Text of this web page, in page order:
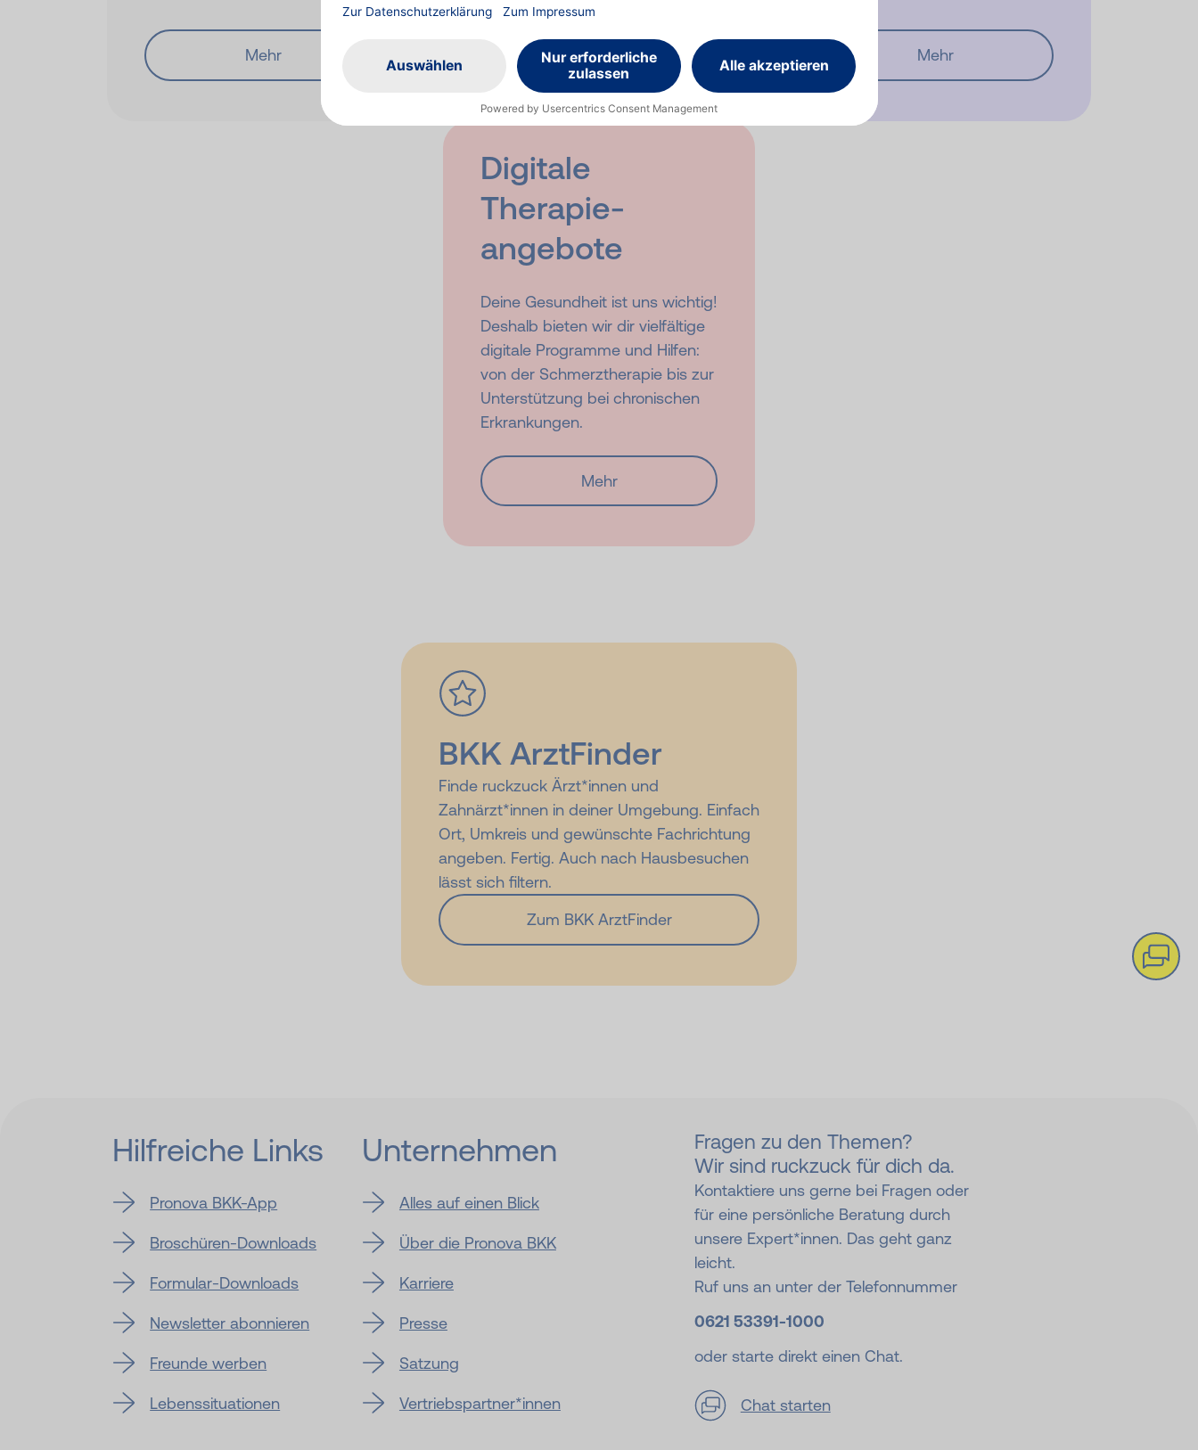
Mehr Mehr Mehr
Digitale
Therapie­
angebote
Deine Gesundheit ist uns wichtig!
Deshalb bieten wir dir vielfältige
digitale Programme und Hilfen:
von der Schmerztherapie bis zur
Unterstützung bei chronischen
Erkrankungen.
Mehr
BKK ArztFinder
Finde ruckzuck Ärzt*innen und
Zahnärzt*innen in deiner Umgebung. Einfach
Ort, Umkreis und gewünschte Fachrichtung
angeben. Fertig. Auch nach Hausbesuchen
lässt sich filtern.
Zum BKK ArztFinder
Hilfreiche Links
Pronova BKK-App
Broschüren-Downloads
Formular-Downloads
Newsletter abonnieren
Freunde werben
Lebenssituationen
Unternehmen
Alles auf einen Blick
Über die Pronova BKK
Karriere
Presse
Satzung
Vertriebspartner*innen
Fragen zu den Themen?
Wir sind ruckzuck für dich da.
Kontaktiere uns gerne bei Fragen oder
für eine persönliche Beratung durch
unsere Expert*innen. Das geht ganz
leicht.
Ruf uns an unter der Telefonnummer
0621 53391-1000
oder starte direkt einen Chat.
Chat starten